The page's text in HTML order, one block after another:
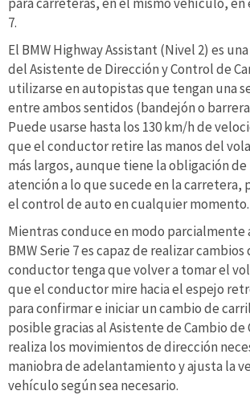
7.
El BMW Highway Assistant (Nivel 2) es
del Asistente de Dirección y Control de
utilizarse en autopistas que tengan una
entre ambos sentidos (bandejón o
Puede usarse hasta los 130 km/h de
que el conductor retire las manos del
más largos, aunque tiene la obligación
atención a lo que sucede en la
el control de auto en cualquier momento.
Mientras conduce en modo
BMW Serie 7 es capaz de realizar
conductor tenga que volver a tomar el
que el conductor mire hacia el espejo
para confirmar e iniciar un cambio de
posible gracias al Asistente de Cambio
realiza los movimientos de dirección
maniobra de adelantamiento y ajusta la
vehículo según sea necesario.